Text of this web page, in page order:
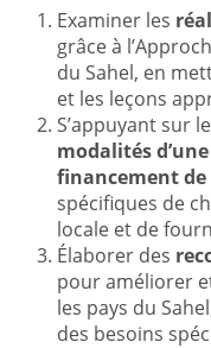
Examiner les
grâce à
du Sahel, en
et les leçons
S’appuyant sur
modalités
financement de
spécifiques de
locale et de
Élaborer des
pour améliorer
les pays du
des besoins